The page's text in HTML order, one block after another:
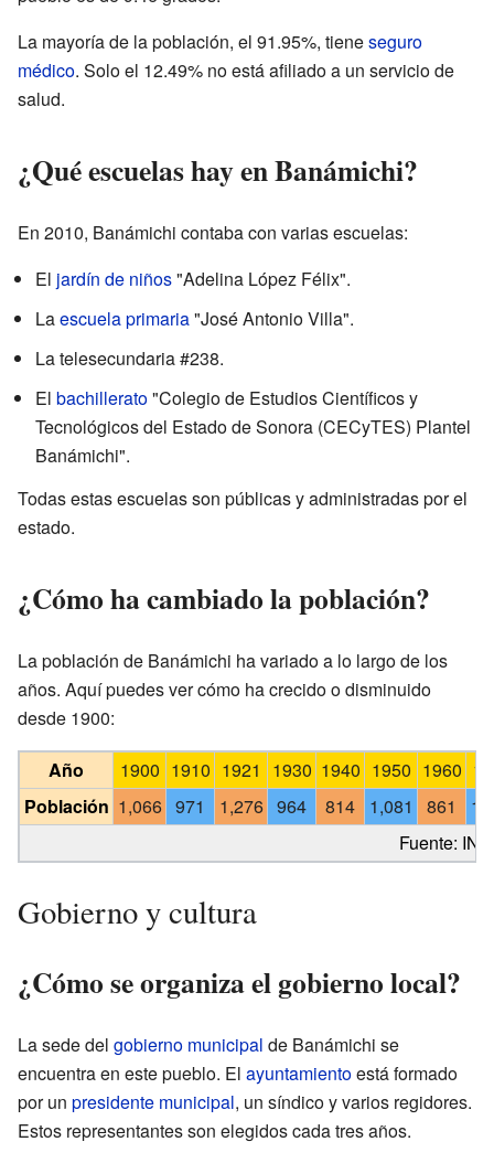
La mayoría de la población, el 91.95%, tieneseguro
médico. Solo el 12.49% no está afiliado a un servicio de
salud.
¿Qué escuelas hay en Banámichi?
En 2010, Banámichi contaba con varias escuelas:
El jardín de niños"Adelina López Félix".
Laescuela primaria"José Antonio Villa".
La telesecundaria #238.
El bachillerato"Colegio de Estudios Científicos y
Tecnológicos del Estado de Sonora (CECyTES) Plantel
Banámichi".
Todas estas escuelas son públicas y administradas por el
estado.
¿Cómo ha cambiado la población?
La población de Banámichi ha variado a lo largo de los
años. Aquí puedes ver cómo ha crecido o disminuido
desde 1900:
Año 1900 1910 1921 1930 1940 1950 1960
Población 1,066 971 1,276 964 814 1,081 861
Fuente:
Gobierno y cultura
¿Cómo se organiza el gobierno local?
La sede del gobierno municipal de Banámichi se
encuentra en este pueblo. El ayuntamientoestá formado
por un presidente municipal, un síndico y varios regidores.
Estos representantes son elegidos cada tres años.